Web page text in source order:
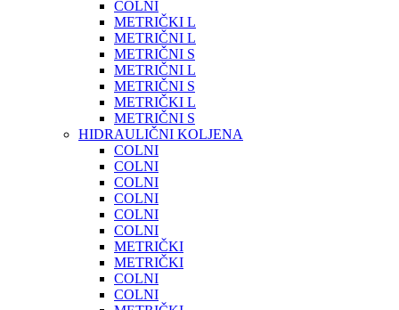
COLNI
METRIČKI L
METRIČNI L
METRIČNI S
METRIČNI L
METRIČNI S
METRIČKI L
METRIČNI S
HIDRAULIČNI KOLJENA
COLNI
COLNI
COLNI
COLNI
COLNI
COLNI
METRIČKI
METRIČKI
COLNI
COLNI